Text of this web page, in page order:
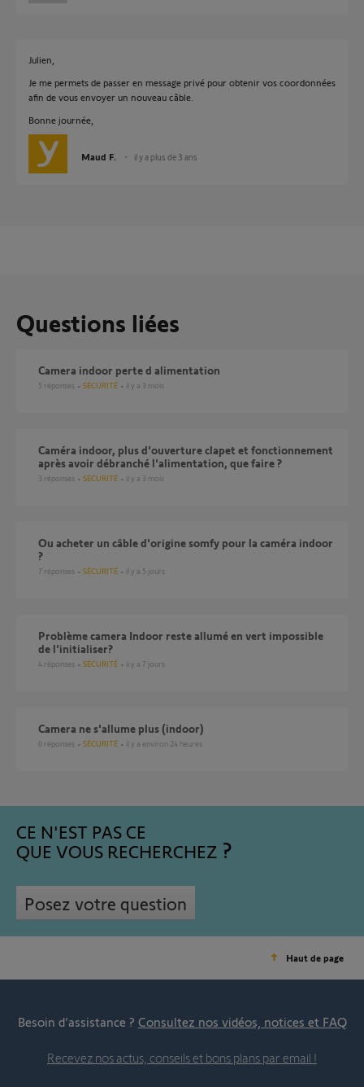
Julien,
Je me permets de passer en message privé pour obtenir vos coordonnées
afin de vous envoyer un nouveau câble.
Bonne journée,
Maud F. il y a plus de 3 ans
Questions liées
camera indoor perte d alimentation
5 réponses SÉCURITÉ il y a 3 mois
caméra indoor, plus d'ouverture clapet et fonctionnement
après avoir débranché l'alimentation, que faire ?
3 réponses SÉCURITÉ il y a 3 mois
Ou acheter un câble d'origine somfy pour la caméra indoor
?
7 réponses SÉCURITÉ il y a 5 jours
problème camera Indoor reste allumé en vert impossible
de l'initialiser?
4 réponses SÉCURITÉ il y a 7 jours
Camera ne s'allume plus (indoor)
0 réponses SÉCURITÉ il y a environ 24 heures
CE N'EST PAS CE
QUE VOUS RECHERCHEZ
Posez votre question
Haut de page
Besoin d’assistance ? Consultez nos vidéos, notices et FAQ
Recevez nos actus, conseils et bons plans par email !